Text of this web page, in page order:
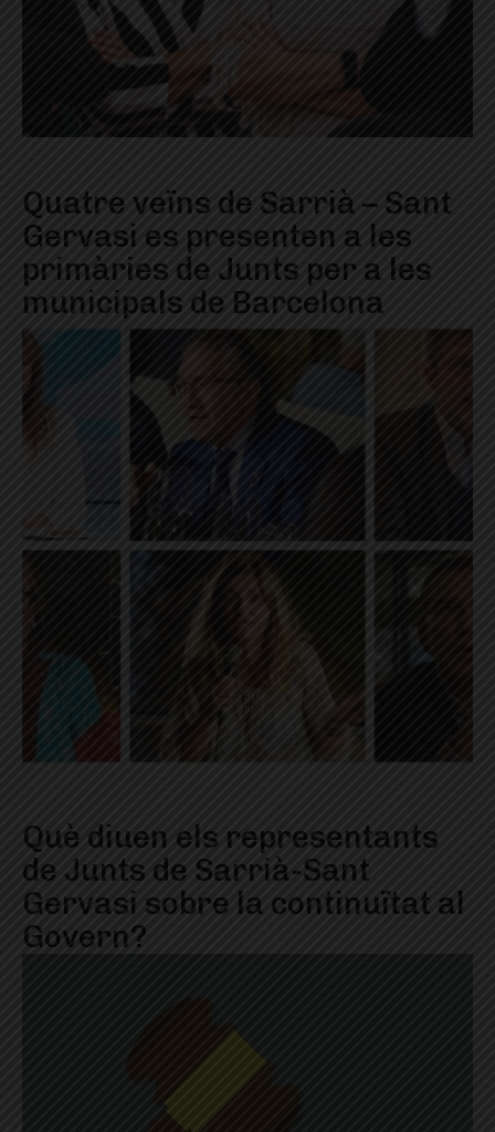
Quatre veïns de Sarrià – Sant
Gervasi es presenten a les
primàries de Junts per a les
municipals de Barcelona
Què diuen els representants
de Junts de Sarrià-Sant
Gervasi sobre la continuïtat al
Govern?